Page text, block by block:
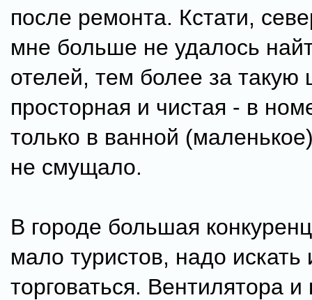
после ремонта. Кстати,
мне больше не удалось
отелей, тем более за такую
просторная и чистая - в
только в ванной
не смущало.
В городе большая
мало туристов, надо искать
торговаться. Вентилятора